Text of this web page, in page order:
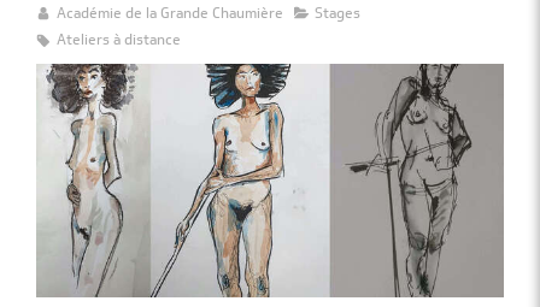
Académie de la Grande Chaumière
Stages
Ateliers à distance